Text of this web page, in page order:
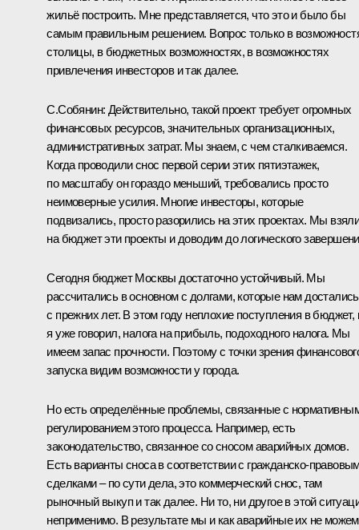
жильё построить. Мне представляется, что это и было бы
самым правильным решением. Вопрос только в
столицы, в бюджетных возможностях, в возможностях
привлечения инвесторов и так далее.
С.Собянин: Действительно, такой проект требует огромных
финансовых ресурсов, значительных организационных,
административных затрат. Мы знаем, с чем сталкиваемся.
Когда проводили снос первой серии этих пятиэтажек,
по масштабу он гораздо меньший, требовались просто
неимоверные усилия. Многие инвесторы, которые
подвизались, просто разорились на этих проектах. Мы
на бюджет эти проекты и доводим до логического
Сегодня бюджет Москвы достаточно устойчивый. Мы
рассчитались в основном с долгами, которые нам достались
с прежних лет. В этом году неплохие поступления в бюджет,
я уже говорил, налога на прибыль, подоходного налога. Мы
имеем запас прочности. Поэтому с точки зрения
запуска видим возможности у города.
Но есть определённые проблемы, связанные с
регулированием этого процесса. Например, есть
законодательство, связанное со сносом аварийных домов.
Есть варианты сноса в соответствии с гражданско-
сделками – по сути дела, это коммерческий снос, там
рыночный выкуп и так далее. Ни то, ни другое в этой
неприменимо. В результате мы и как аварийные их не можем